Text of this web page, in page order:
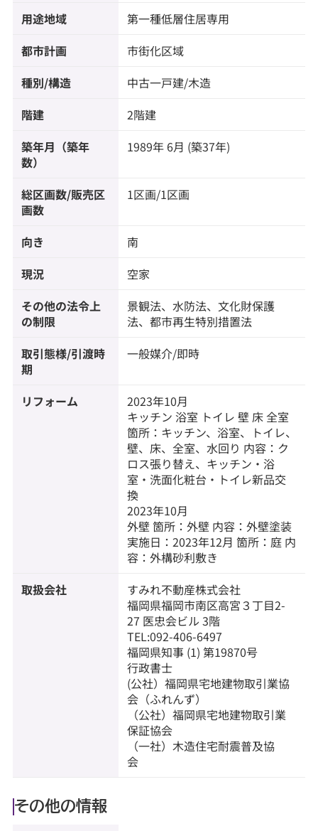
用途地域 第一種低層住居専用
都市計画 市街化区域
種別/構造 中古一戸建/木造
階建 2階建
築年月（築年
数）
1989年 6月 (築37年)
総区画数/販売区
画数
1区画/1区画
向き 南
現況 空家
その他の法令上
の制限
景観法、水防法、文化財保護
法、都市再生特別措置法
取引態様/引渡時
期
一般媒介/即時
リフォーム
2023年10月
キッチン 浴室 トイレ 壁 床 全室
箇所：キッチン、浴室、トイレ、
壁、床、全室、水回り 内容：ク
ロス張り替え、キッチン・浴
室・洗面化粧台・トイレ新品交
換
2023年10月
外壁 箇所：外壁 内容：外壁塗装
実施日：2023年12月 箇所：庭 内
容：外構砂利敷き
取扱会社
すみれ不動産株式会社
福岡県福岡市南区高宮３丁目2-
27 医忠会ビル 3階
TEL:092-406-6497
福岡県知事 (1) 第19870号
行政書士
(公社）福岡県宅地建物取引業協
会（ふれんず）
（公社）福岡県宅地建物取引業
保証協会
（一社）木造住宅耐震普及協
会
その他の情報